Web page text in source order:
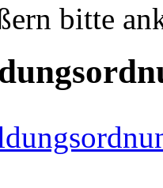
bitte